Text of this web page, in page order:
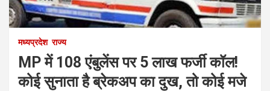
मध्यप्रदेश राज्य
MP में 108 एंबुलेंस पर 5 लाख फर्जी कॉल!
कोई सुनाता है ब्रेकअप का दुख, तो कोई मजे